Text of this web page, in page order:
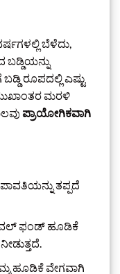
ಬೆಳೆದು,
ರೂಪದಲ್ಲಿ ಎಷ್ಟು
ಮರಳಿ
ಪ್ರಾಯೋಗಿಕವಾಗಿ
ತಪ್ಪದೆ
ಫಂಡ್ ಹೂಡಿಕೆ
ಹೂಡಿಕೆ ವೇಗವಾಗಿ